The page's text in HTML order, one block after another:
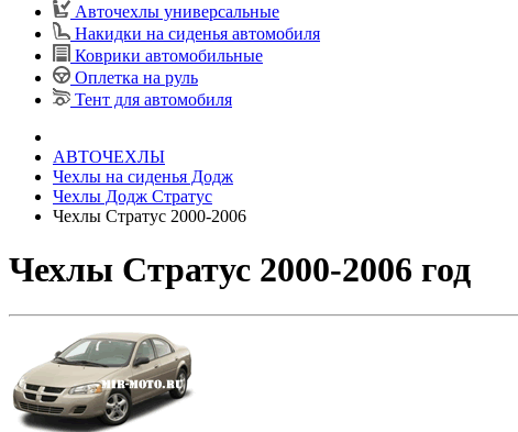
Авточехлы универсальные
Накидки на сиденья автомобиля
Коврики автомобильные
Оплетка на руль
Тент для автомобиля
АВТОЧЕХЛЫ
Чехлы на сиденья Додж
Чехлы Додж Стратус
Чехлы Стратус 2000-2006
Чехлы Стратус 2000-2006 год